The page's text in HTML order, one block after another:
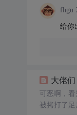
fhgu
给你
大佬
可恶啊，
被拷打了